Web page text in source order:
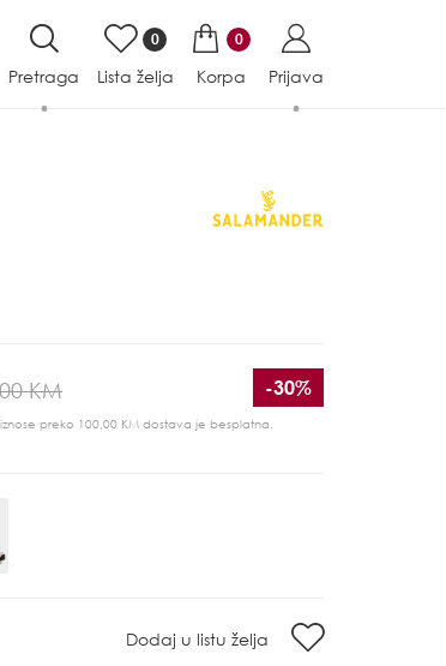
Pretraga
0
Lista želja
0
Korpa Prijava
KM -30%
preko 100,00 KM dostava je besplatna.
Dodaj u listu želja